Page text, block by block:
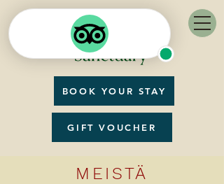
BOOK YOUR STAY
GIFT VOUCHER
MEISTÄ